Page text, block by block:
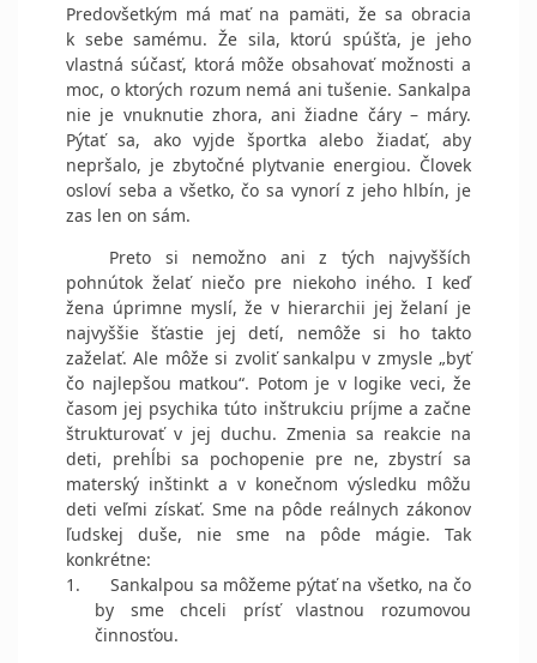
Predovšetkým má mať na pamäti, že sa obracia
k sebe samému. Že sila, ktorú spúšťa, je jeho
vlastná súčasť, ktorá môže obsahovať možnosti a
moc, o ktorých rozum nemá ani tušenie. Sankalpa
nie je vnuknutie zhora, ani žiadne čáry – máry.
Pýtať sa, ako vyjde športka alebo žiadať, aby
nepršalo, je zbytočné plytvanie energiou. Človek
osloví seba a všetko, čo sa vynorí z jeho hlbín, je
zas len on sám.
Preto si nemožno ani z tých najvyšších
pohnútok želať niečo pre niekoho iného. I keď
žena úprimne myslí, že v hierarchii jej želaní je
najvyššie šťastie jej detí, nemôže si ho takto
zaželať. Ale môže si zvoliť sankalpu v zmysle „byť
čo najlepšou matkou“. Potom je v logike veci, že
časom jej psychika túto inštrukciu príjme a začne
štrukturovať v jej duchu. Zmenia sa reakcie na
deti, prehĺbi sa pochopenie pre ne, zbystrí sa
materský inštinkt a v konečnom výsledku môžu
deti veľmi získať. Sme na pôde reálnych zákonov
ľudskej duše, nie sme na pôde mágie. Tak
konkrétne:
1.
Sankalpou sa môžeme pýtať na všetko, na čo
by sme chceli prísť vlastnou rozumovou
činnosťou.